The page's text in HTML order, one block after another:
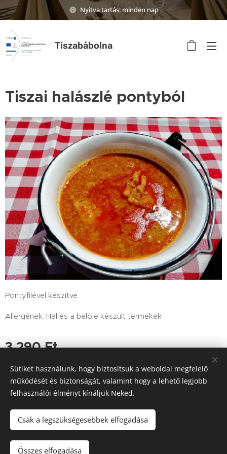
Nyitva tartás: minden nap
Tiszabábolna
Tiszai halászlé pontyból
Pontyfilével készítve.
Allergének: Hal és a belóle készült termékek
3 290Ft
Tutajos Vendéglő / A Tutajos házhoz viszi a minőséget
Információk
Sütik
Sütiket használunk, hogy biztosítsuk a weboldal megfelelő
működését és biztonságát, valamint hogy a lehető legjobb
felhasználói élményt kínáljuk Neked.
Csak a legszükségesebbek elfogadása
Összes elfogadása